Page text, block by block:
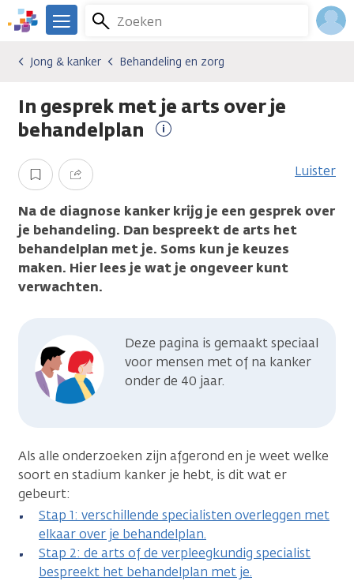
Overslaan
en
gaan
We
er
je.
Kanker.nl
Zoeken
Menu
Algemene onderwerpen
Jong & kanker
Behandeling en zorg
Jong & kanker Behandeling en zorg
In gesprek met je arts over je
behandelplan
Opslaan Delen Luister
Na de diagnose kanker krijg je een gesprek over
je behandeling. Dan bespreekt de arts het
behandelplan met je. Soms kun je keuzes
maken. Hier lees je wat je ongeveer kunt
verwachten.
Deze pagina is gemaakt speciaal
voor mensen met of na kanker
onder de 40 jaar.
Als alle onderzoeken zijn afgerond en je weet welke
soort en stadium kanker je hebt, is dit wat er
gebeurt:
Stap 1: verschillende specialisten overleggen met
elkaar over je behandelplan.
Stap 2: de arts of de verpleegkundig specialist
bespreekt het behandelplan met je.